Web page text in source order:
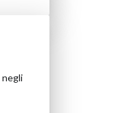
negli